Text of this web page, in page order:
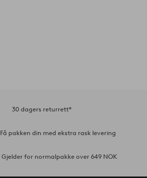
30 dagers returrett*
Få pakken din med ekstra rask levering
Gjelder for normalpakke over 649 NOK